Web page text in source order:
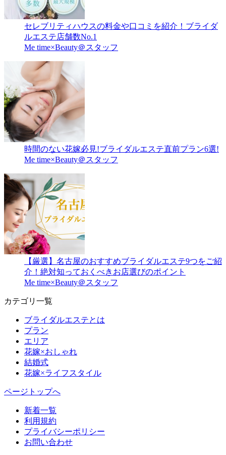
セレブリティハウスの料金や口コミを紹介！ブライダ
ルエステ店舗数No.1
Me time×Beauty＠スタッフ
時間のない花嫁必見!ブライダルエステ直前プラン6選!
Me time×Beauty＠スタッフ
【厳選】名古屋のおすすめブライダルエステ9つをご紹
介！絶対知っておくべきお店選びのポイント
Me time×Beauty＠スタッフ
カテゴリ一覧
ブライダルエステとは
プラン
エリア
花嫁×おしゃれ
結婚式
花嫁×ライフスタイル
ページトップへ
新着一覧
利用規約
プライバシーポリシー
お問い合わせ